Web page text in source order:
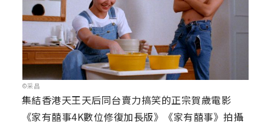
©采昌
集結香港天王天后同台賣力搞笑的正宗賀歲電影
《家有囍事4K數位修復加長版》《家有囍事》拍攝